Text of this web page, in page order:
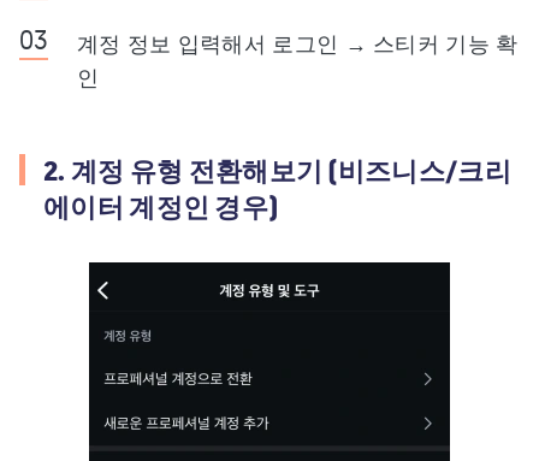
계정 정보 입력해서 로그인 → 스티커 기능 확
인
2. 계정 유형 전환해보기 (비즈니스/크리
에이터 계정인 경우)